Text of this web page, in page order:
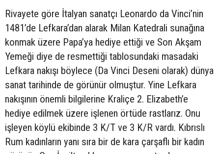
Rivayete göre İtalyan sanatçı Leonardo da Vinci’nin
1481’de Lefkara’dan alarak Milan Katedrali sunağına
konmak üzere Papa’ya hediye ettiği ve Son Akşam
Yemeği diye de resmettiği tablosundaki masadaki
Lefkara nakışı böylece (Da Vinci Deseni olarak) dünya
sanat tarihinde de görünür olmuştur. Yine Lefkara
nakışının önemli bilgilerine Kraliçe 2. Elizabeth’e
hediye edilmek üzere işlenen örtüde rastlarız. Onu
işleyen köylü ekibinde 3 K/T ve 3 K/R vardı. Kıbrıslı
Rum kadınların yanı sıra bir de kara çarşaflı bir kadın